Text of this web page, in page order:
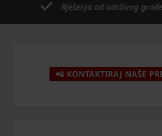
Rješenja od održivog
📲 KONTAKTIRAJ NAŠE